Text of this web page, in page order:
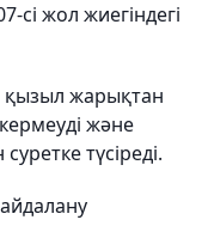
сі жол жиегіндегі
жарықтан
және
түсіреді.